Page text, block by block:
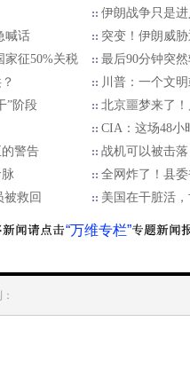
伊朗战争只是
喊话
突变！伊朗威
家征50%关税
最后90分钟突
川普：一个文
”阶段
北京噩梦来了
CIA：这场48小
警告
战机可以被击
全网炸了！县
被救回
美国在干脏活
“万维专栏”